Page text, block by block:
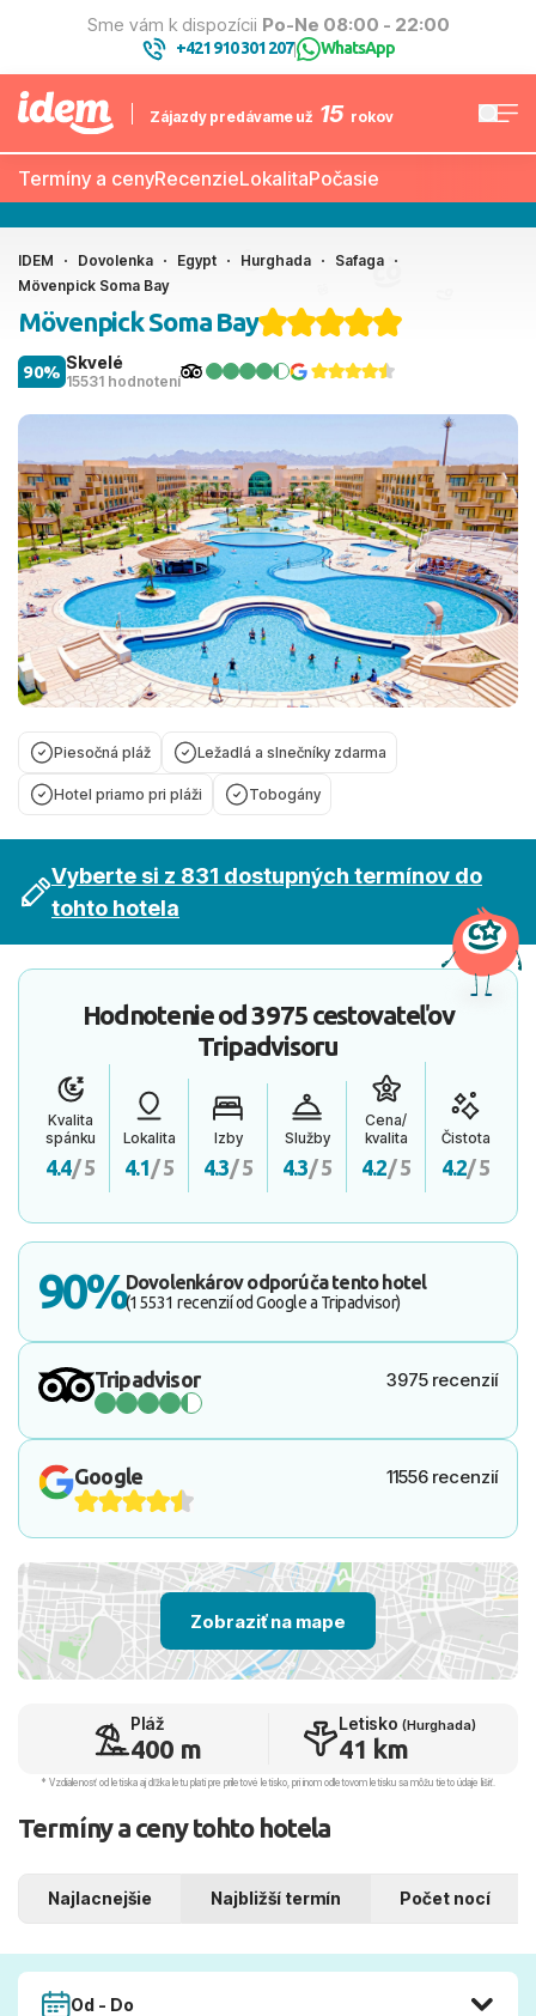
Sme vám k dispozícii Po-Ne 08:00 - 22:00
+421 910 301 207| WhatsApp
Zájazdy predávame už 15 rokov
Termíny a cenyRecenzieLokalitaPočasie
IDEM Dovolenka Egypt Hurghada
Safaga
Mövenpick Soma Bay
Mövenpick Soma Bay
Skvelé
15531 hodnotení
90%
Piesočná pláž Ležadlá a slnečníky zdarma
Hotel priamo pri pláži Tobogány
Vyberte si z 831 dostupných termínov do
tohto hotela
Hodnotenie od3975 cestovateľov
Tripadvisoru
Kvalita
spánku
4.4/ 5
Lokalita
4.1/ 5
Izby
4.3/ 5
Služby
4.3/ 5
Cena/
kvalita
4.2/ 5
Čistota
4.2/ 5
90%Dovolenkárov odporúča tento hotel
(15531 recenzií od Google a Tripadvisor)
Tripadvisor 3975 recenzií
Google 11556 recenzií
Zobraziť na mape
Pláž
400 m
Letisko (Hurghada)
41 km
* Vzdialenosť od letiska aj dľžka letu platí pre príletové letisko, pri inom odletovom letisku sa môžu tieto údaje líšiť.
Termíny a ceny tohto hotela
Najlacnejšie Najbližší termín Počet nocí
Od - Do